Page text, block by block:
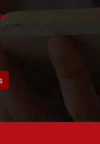
professionnel. Super